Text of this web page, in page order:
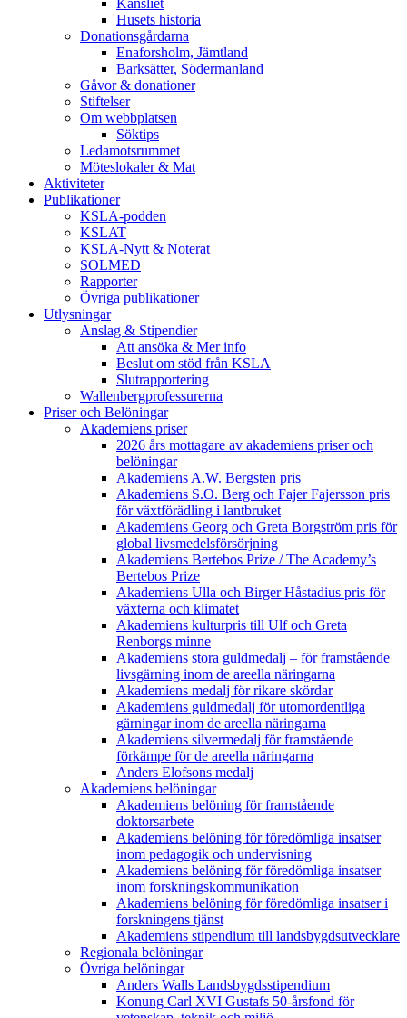
Kansliet
Husets historia
Donationsgårdarna
Enaforsholm, Jämtland
Barksätter, Södermanland
Gåvor & donationer
Stiftelser
Om webbplatsen
Söktips
Ledamotsrummet
Möteslokaler & Mat
Aktiviteter
Publikationer
KSLA-podden
KSLAT
KSLA-Nytt & Noterat
SOLMED
Rapporter
Övriga publikationer
Utlysningar
Anslag & Stipendier
Att ansöka & Mer info
Beslut om stöd från KSLA
Slutrapportering
Wallenbergprofessurerna
Priser och Belöningar
Akademiens priser
2026 års mottagare av akademiens priser och
belöningar
Akademiens A.W. Bergsten pris
Akademiens S.O. Berg och Fajer Fajersson pris
för växtförädling i lantbruket
Akademiens Georg och Greta Borgström pris för
global livsmedelsförsörjning
Akademiens Bertebos Prize / The Academy’s
Bertebos Prize
Akademiens Ulla och Birger Håstadius pris för
växterna och klimatet
Akademiens kulturpris till Ulf och Greta
Renborgs minne
Akademiens stora guldmedalj – för framstående
livsgärning inom de areella näringarna
Akademiens medalj för rikare skördar
Akademiens guldmedalj för utomordentliga
gärningar inom de areella näringarna
Akademiens silvermedalj för framstående
förkämpe för de areella näringarna
Anders Elofsons medalj
Akademiens belöningar
Akademiens belöning för framstående
doktorsarbete
Akademiens belöning för föredömliga insatser
inom pedagogik och undervisning
Akademiens belöning för föredömliga insatser
inom forskningskommunikation
Akademiens belöning för föredömliga insatser i
forskningens tjänst
Akademiens stipendium till landsbygdsutvecklare
Regionala belöningar
Övriga belöningar
Anders Walls Landsbygdsstipendium
Konung Carl XVI Gustafs 50-årsfond för